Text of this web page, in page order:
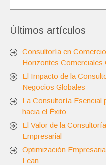
Últimos artículos
Consultoría en
Horizontes Comerciales
El Impacto de la
Negocios Globales
La Consultoría Esencial
hacia el Éxito
El Valor de la
Empresarial
Optimización
Lean